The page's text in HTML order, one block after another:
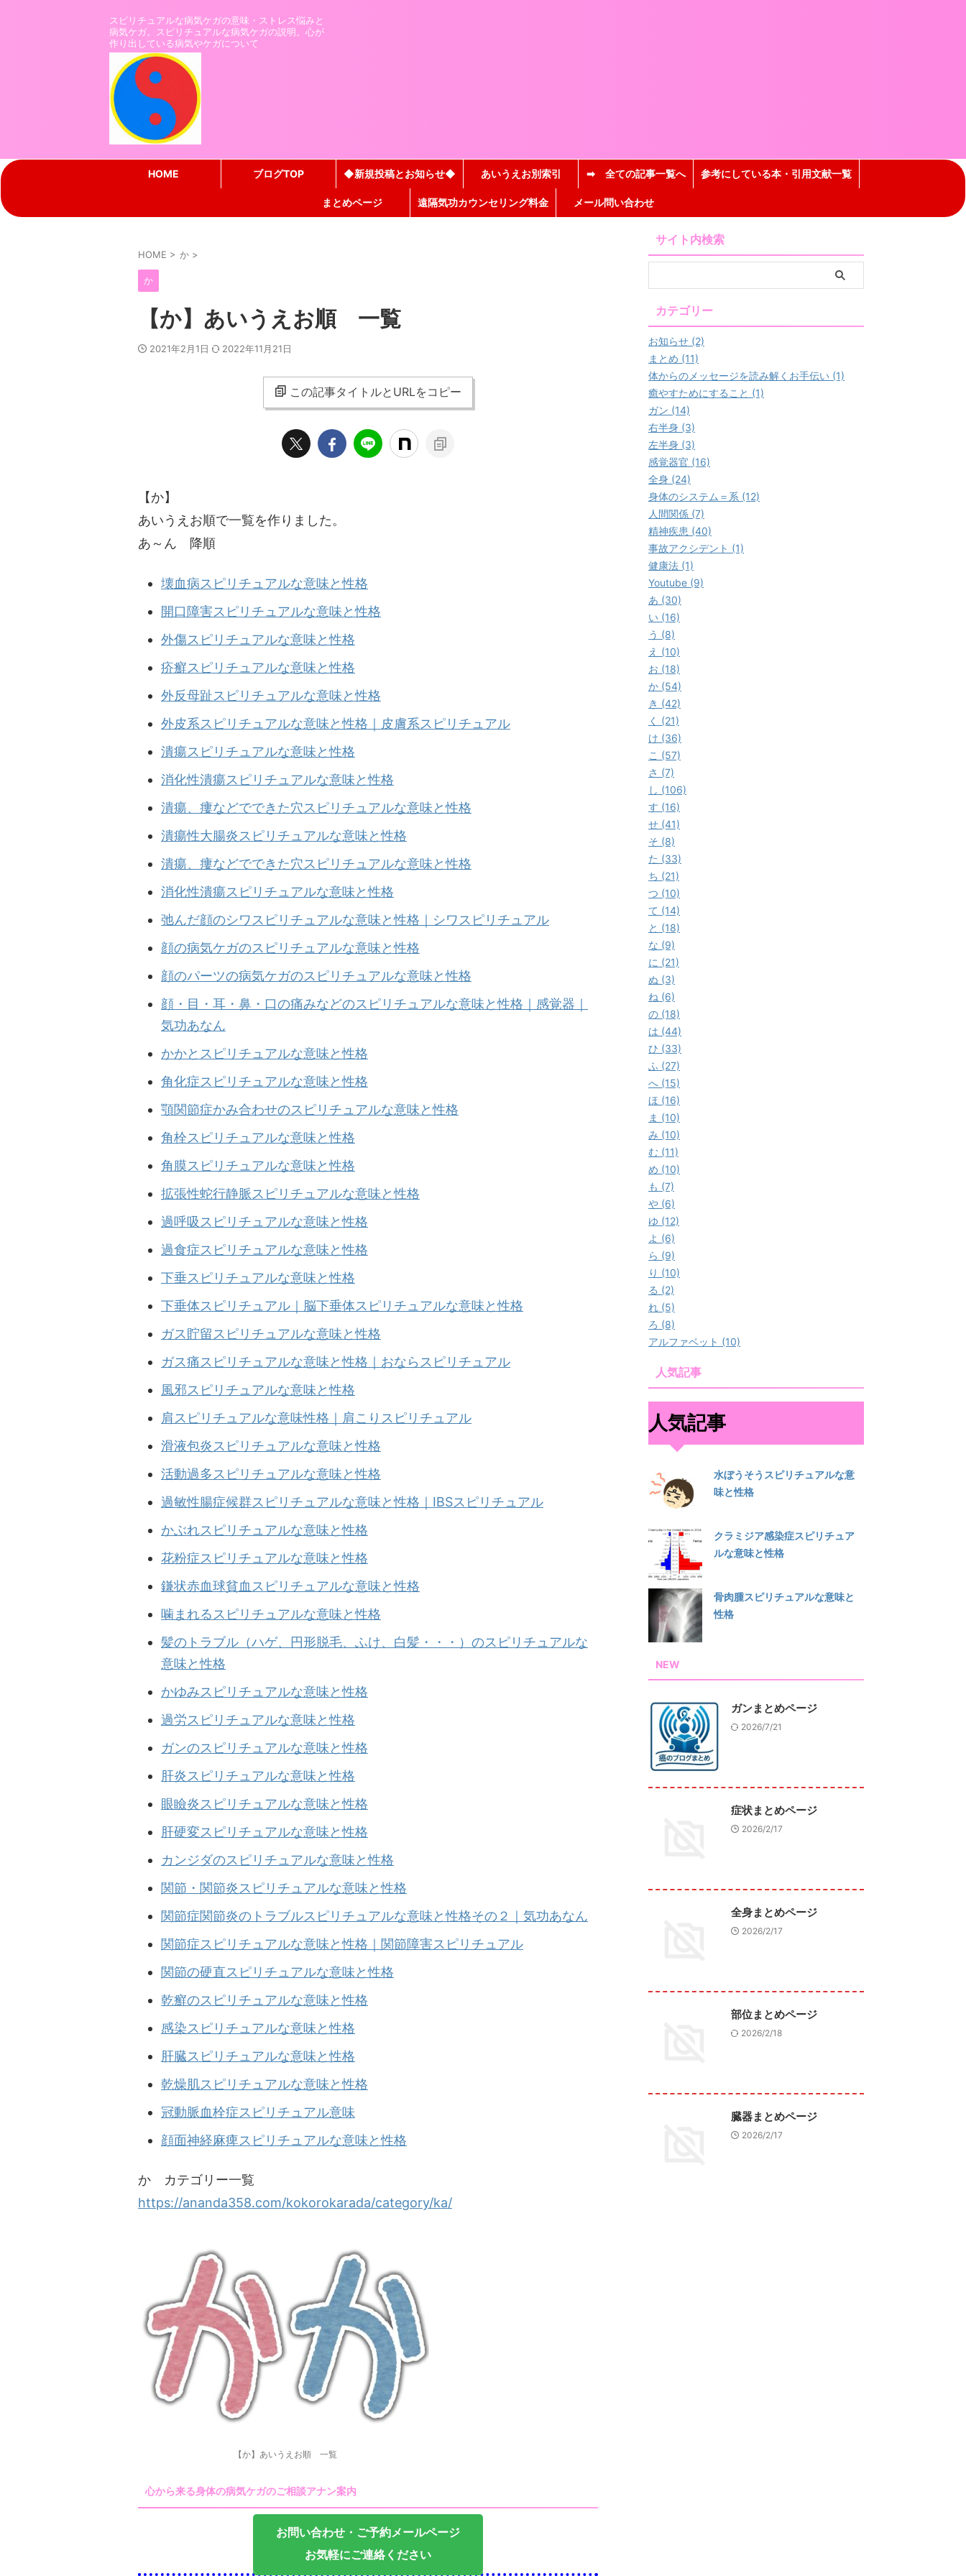
スピリチュアルな病気ケガの意味・ストレス悩みと
病気ケガ。スピリチュアルな病気ケガの説明。心が
作り出している病気やケガについて
HOME ブログTOP ◆新規投稿とお知らせ◆ あいうえお別索引 ➡ 全ての記事一覧へ 参考にしている本・引用文献一覧
まとめページ 遠隔気功カウンセリング料金 メール問い合わせ
HOME > か >
か
【か】あいうえお順 一覧
2021年2月1日 2022年11月21日
この記事タイトルとURLをコピー
【か】
あいうえお順で一覧を作りました。
あ～ん 降順
壊血病スピリチュアルな意味と性格
開口障害スピリチュアルな意味と性格
外傷スピリチュアルな意味と性格
疥癬スピリチュアルな意味と性格
外反母趾スピリチュアルな意味と性格
外皮系スピリチュアルな意味と性格 ｜皮膚系スピリチュアル
潰瘍スピリチュアルな意味と性格
消化性潰瘍スピリチュアルな意味と性格
潰瘍、瘻などでできた穴スピリチュアルな意味と性格
潰瘍性大腸炎スピリチュアルな意味と性格
潰瘍、 瘻などでできた穴スピリチュアルな意味と性格
消化性潰瘍スピリチュアルな意味と性格
弛んだ顔のシワスピリチュアルな意味と性格｜シワスピリチュアル
顔の病気ケガのスピリチュアルな意味と性格
顔のパーツの病気ケガのスピリチュアルな意味と性格
顔・目・耳・鼻・口の痛みなどのスピリチュアルな意味と性格｜感覚器｜
気功あなん
かかとスピリチュアルな意味と性格
角化症スピリチュアルな意味と性格
顎関節症かみ合わせのスピリチュアルな意味と性格
角栓スピリチュアルな意味と性格
角膜スピリチュアルな意味と性格
拡張性蛇行静脈スピリチュアルな意味と性格
過呼吸スピリチュアルな意味と性格
過食症スピリチュアルな意味と性格
下垂スピリチュアルな意味と性格
下垂体スピリチュアル ｜脳下垂体スピリチュアルな意味と性格
ガス貯留スピリチュアルな意味と性格
ガス痛スピリチュアルな意味と性格｜ おならスピリチュアル
風邪スピリチュアルな意味と性格
肩スピリチュアルな意味性格｜肩こりスピリチュアル
滑液包炎スピリチュアルな意味と性格
活動過多スピリチュアルな意味と性格
過敏性腸症候群スピリチュアルな意味と性格｜IBSスピリチュアル
かぶれスピリチュアルな意味と性格
花粉症スピリチュアルな意味と性格
鎌状赤血球貧血スピリチュアルな意味と性格
噛まれるスピリチュアルな意味と性格
髪のトラブル（ハゲ、円形脱毛、ふけ、白髪・・・）のスピリチュアルな
意味と性格
かゆみスピリチュアルな意味と性格
過労スピリチュアルな意味と性格
ガンのスピリチュアルな意味と性格
肝炎スピリチュアルな意味と性格
眼瞼炎スピリチュアルな意味と性格
肝硬変スピリチュアルな意味と性格
カンジダのスピリチュアルな意味と性格
関節・関節炎スピリチュアルな意味と性格
関節症関節炎のトラブルスピリチュアルな意味と性格その２｜気功あなん
関節症スピリチュアルな意味と性格｜関節障害スピリチュアル
関節の硬直スピリチュアルな意味と性格
乾癬のスピリチュアルな意味と性格
感染スピリチュアルな意味と性格
肝臓スピリチュアルな意味と性格
乾燥肌スピリチュアルな意味と性格
冠動脈血栓症スピリチュアル意味
顔面神経麻痺スピリチュアルな意味と性格
か カテゴリー一覧
https://ananda358.com/kokorokarada/category/ka/
【か】あいうえお順 一覧
心から来る身体の病気ケガのご相談アナン案内
お問い合わせ・ご予約メールページ
お気軽にご連絡ください
サイト内検索
カテゴリー
お知らせ (2)
まとめ (11)
体からのメッセージを読み解くお手伝い (1)
癒やすためにすること (1)
ガン (14)
右半身 (3)
左半身 (3)
感覚器官 (16)
全身 (24)
身体のシステム＝系 (12)
人間関係 (7)
精神疾患 (40)
事故アクシデント (1)
健康法 (1)
Youtube (9)
あ (30)
い (16)
う (8)
え (10)
お (18)
か (54)
き (42)
く (21)
け (36)
こ (57)
さ (7)
し (106)
す (16)
せ (41)
そ (8)
た (33)
ち (21)
つ (10)
て (14)
と (18)
な (9)
に (21)
ぬ (3)
ね (6)
の (18)
は (44)
ひ (33)
ふ (27)
へ (15)
ほ (16)
ま (10)
み (10)
む (11)
め (10)
も (7)
や (6)
ゆ (12)
よ (6)
ら (9)
り (10)
る (2)
れ (5)
ろ (8)
アルファベット (10)
人気記事
人気記事
水ぼうそうスピリチュアルな意
味と性格
クラミジア感染症スピリチュア
ルな意味と性格
骨肉腫スピリチュアルな意味と
性格
NEW
ガンまとめページ
2026/7/21
症状まとめページ
2026/2/17
全身まとめページ
2026/2/17
部位まとめページ
2026/2/18
臓器まとめページ
2026/2/17